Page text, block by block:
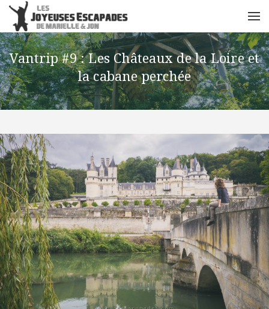
Vantrip #9 : Les Châteaux de la Loire et
la cabane perchée